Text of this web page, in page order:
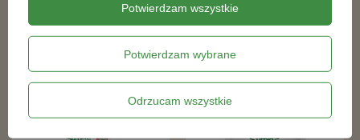
Akcesoria
[product id="708,148,306,661"]
Podobne produkty
Potwierdzam wybrane
Odrzucam wszystkie
Potwierdzam wszystkie